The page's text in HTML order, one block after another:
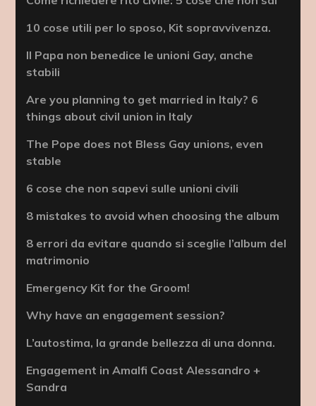
10 cose utili per lo sposo, Kit sopravvivenza.
Il Papa non benedice le unioni Gay, anche
stabili
Are you planning to get married in Italy? 6
things about civil union in Italy
The Pope does not Bless Gay unions, even
stable
6 cose che non sapevi sulle unioni civili
8 mistakes to avoid when choosing the album
8 errori da evitare quando si sceglie l’album del
matrimonio
Emergency Kit for the Groom!
Why have an engagement session?
L’autostima, la grande bellezza di una donna.
Engagement in Amalfi Coast Alessandro +
Sandra